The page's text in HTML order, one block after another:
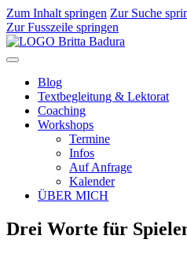
Zum Inhalt springen Zur Suche
Zur Fusszeile springen
Blog
Textbegleitung & Lektorat
Coaching
Workshops
Termine
Infos
Auf Anfrage
Kalender
ÜBER MICH
Drei Worte für